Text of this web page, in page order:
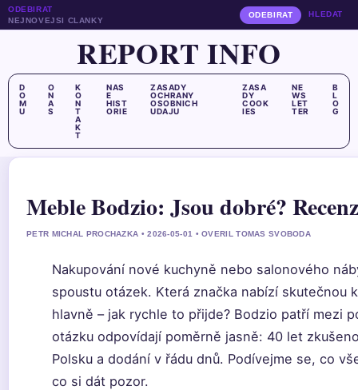
ODEBIRAT
NEJNOVEJSI CLANKY
ODEBIRAT HLEDAT
REPORT INFO
D
O
M
U
O
N
A
S
K
O
N
T
A
K
T
NAS
E
HIST
ORIE
ZASADY
OCHRANY
OSOBNICH
UDAJU
ZASA
DY
COOK
IES
NE
WS
LET
TER
B
L
O
G
Meble Bodzio: Jsou dobré?
PETR MICHAL PROCHAZKA • 2026-05-01 • OVERIL TOMAS SVOBODA
Nakupování nové kuchyně nebo salonového
spoustu otázek. Která značka nabízí skutečnou
hlavně – jak rychle to přijde? Bodzio patří mezi
otázku odpovídají poměrně jasně: 40 let
Polsku a dodání v řádu dnů. Podívejme se, co
co si dát pozor.